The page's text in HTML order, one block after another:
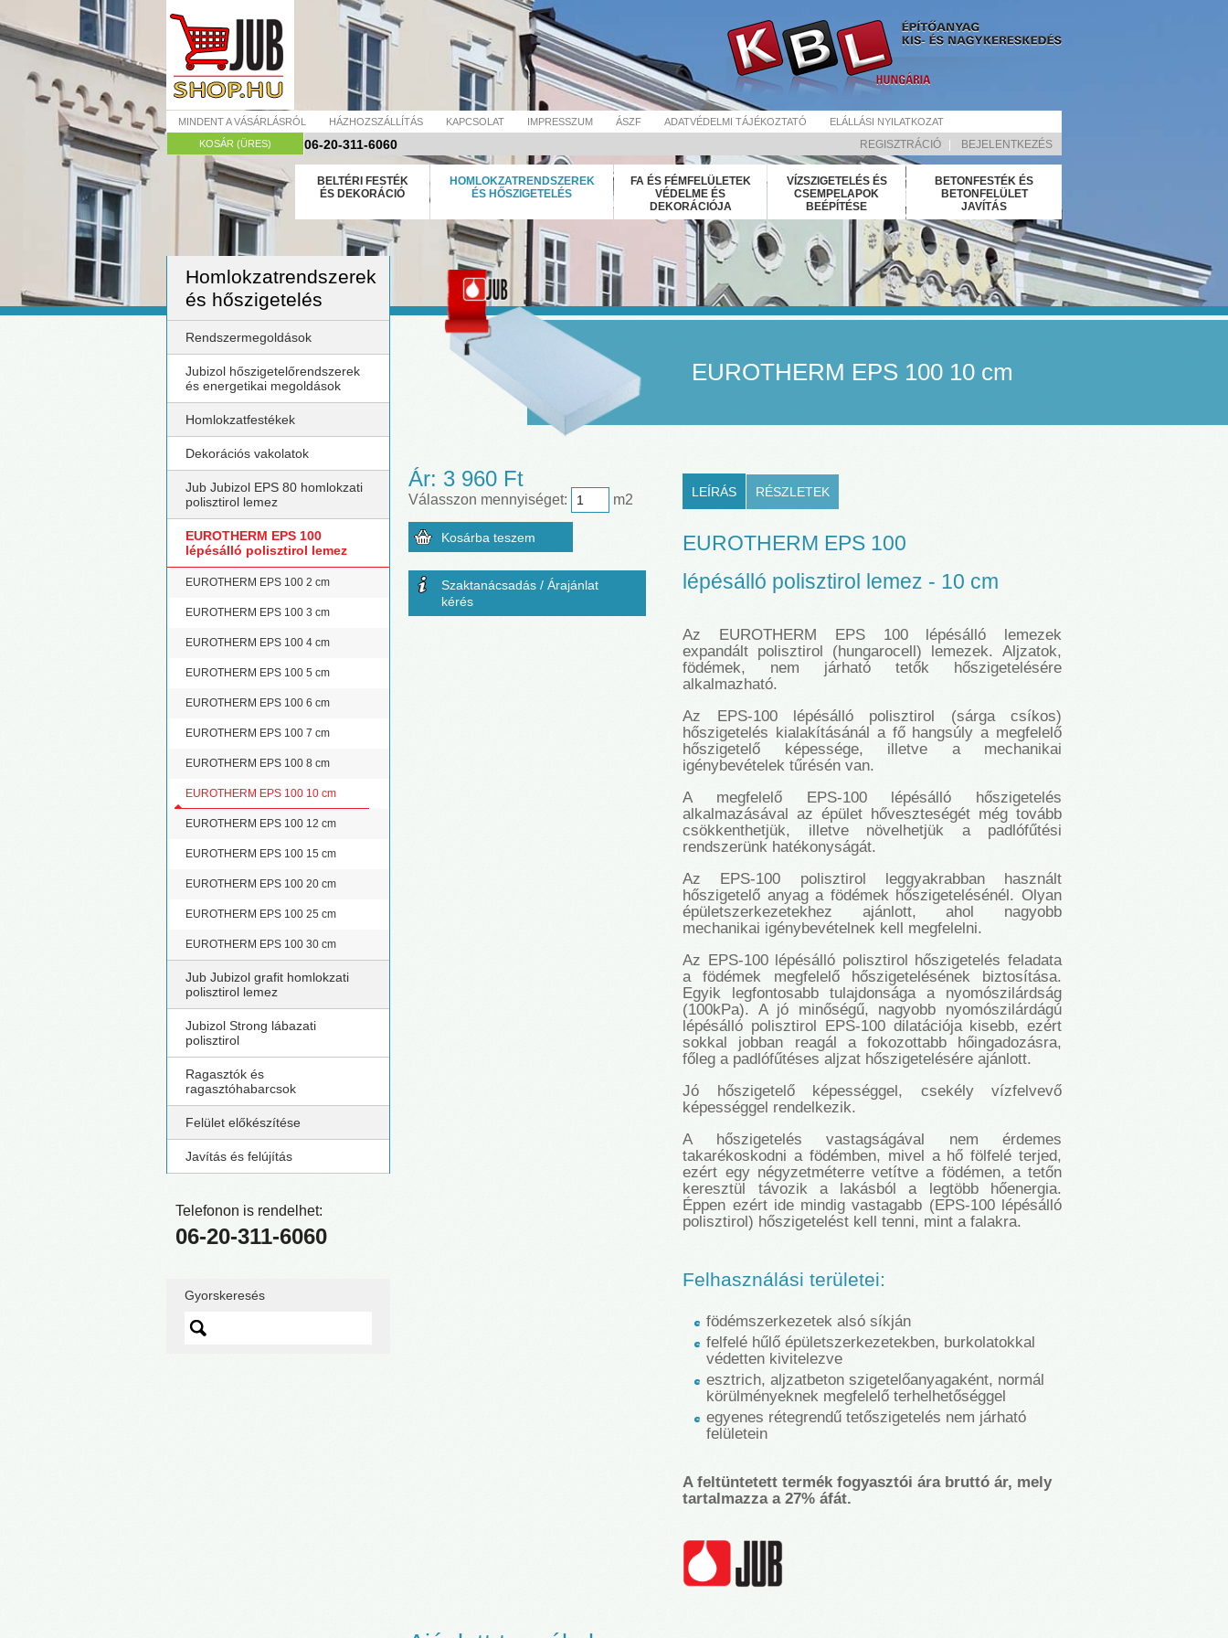
MINDENT A VÁSÁRLÁSRÓL HÁZHOZSZÁLLÍTÁS KAPCSOLAT IMPRESSZUM ÁSZF ADATVÉDELMI TÁJÉKOZTATÓ
ELÁLLÁSI NYILATKOZAT
KOSÁR (ÜRES)
06-20-311-6060 REGISZTRÁCIÓ BEJELENTKEZÉS
BELTÉRI FESTÉK
ÉS DEKORÁCIÓ
HOMLOKZATRENDSZEREK
ÉS HŐSZIGETELÉS
FA ÉS FÉMFELÜLETEK
VÉDELME ÉS
DEKORÁCIÓJA
VÍZSZIGETELÉS ÉS
CSEMPELAPOK
BEÉPÍTÉSE
BETONFESTÉK ÉS
BETONFELÜLET
JAVÍTÁS
Homlokzatrendszerek
és hőszigetelés
Rendszermegoldások
Jubizol hőszigetelőrendszerek
és energetikai megoldások
Homlokzatfestékek
Dekorációs vakolatok
Jub Jubizol EPS 80 homlokzati
polisztirol lemez
EUROTHERM EPS 100
lépésálló polisztirol lemez
EUROTHERM EPS 100 2 cm
EUROTHERM EPS 100 3 cm
EUROTHERM EPS 100 4 cm
EUROTHERM EPS 100 5 cm
EUROTHERM EPS 100 6 cm
EUROTHERM EPS 100 7 cm
EUROTHERM EPS 100 8 cm
EUROTHERM EPS 100 10 cm
EUROTHERM EPS 100 12 cm
EUROTHERM EPS 100 15 cm
EUROTHERM EPS 100 20 cm
EUROTHERM EPS 100 25 cm
EUROTHERM EPS 100 30 cm
Jub Jubizol grafit homlokzati
polisztirol lemez
Jubizol Strong lábazati
polisztirol
Ragasztók és
ragasztóhabarcsok
Felület előkészítése
Javítás és felújítás
Telefonon is rendelhet:
06-20-311-6060
Gyorskeresés
EUROTHERM EPS 100 10 cm
LEÍRÁS RÉSZLETEK
EUROTHERM EPS 100
lépésálló polisztirol lemez - 10 cm
Az EUROTHERM EPS 100 lépésálló lemezek
expandált polisztirol (hungarocell) lemezek. Aljzatok,
födémek, nem járható tetők hőszigetelésére
alkalmazható.
Az EPS-100 lépésálló polisztirol (sárga csíkos)
hőszigetelés kialakításánál a fő hangsúly a megfelelő
hőszigetelő képessége, illetve a mechanikai
igénybevételek tűrésén van.
A megfelelő EPS-100 lépésálló hőszigetelés
alkalmazásával az épület hőveszteségét még tovább
csökkenthetjük, illetve növelhetjük a padlófűtési
rendszerünk hatékonyságát.
Az EPS-100 polisztirol leggyakrabban használt
hőszigetelő anyag a födémek hőszigetelésénél. Olyan
épületszerkezetekhez ajánlott, ahol nagyobb
mechanikai igénybevételnek kell megfelelni.
Az EPS-100 lépésálló polisztirol hőszigetelés feladata
a födémek megfelelő hőszigetelésének biztosítása.
Egyik legfontosabb tulajdonsága a nyomószilárdság
(100kPa). A jó minőségű, nagyobb nyomószilárdágú
lépésálló polisztirol EPS-100 dilatációja kisebb, ezért
sokkal jobban reagál a fokozottabb hőingadozásra,
főleg a padlófűtéses aljzat hőszigetelésére ajánlott.
Jó hőszigetelő képességgel, csekély vízfelvevő
képességgel rendelkezik.
A hőszigetelés vastagságával nem érdemes
takarékoskodni a födémben, mivel a hő fölfelé terjed,
ezért egy négyzetméterre vetítve a födémen, a tetőn
keresztül távozik a lakásból a legtöbb hőenergia.
Éppen ezért ide mindig vastagabb (EPS-100 lépésálló
polisztirol) hőszigetelést kell tenni, mint a falakra.
Felhasználási területei:
födémszerkezetek alsó síkján
felfelé hűlő épületszerkezetekben, burkolatokkal
védetten kivitelezve
esztrich, aljzatbeton szigetelőanyagaként, normál
körülményeknek megfelelő terhelhetőséggel
egyenes rétegrendű tetőszigetelés nem járható
felületein
A feltüntetett termék fogyasztói ára bruttó ár, mely
tartalmazza a 27% áfát.
Ár: 3 960 Ft
Válasszon mennyiséget: m2
Szaktanácsadás / Árajánlat
kérés